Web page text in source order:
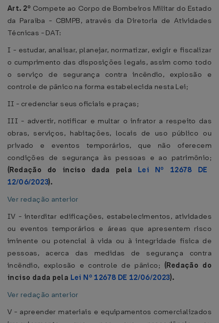
Art. 2º Compete ao Corpo de Bombeiros Militar do Estado
da Paraíba - CBMPB, através da Diretoria de Atividades
Técnicas - DAT:
I - estudar, analisar, planejar, normatizar, exigir e fiscalizar
o cumprimento das disposições legais, assim como todo
o serviço de segurança contra incêndio, explosão e
controle de pânico na forma estabelecida nesta Lei;
II - credenciar seus oficiais e praças;
III - advertir, notificar e multar o infrator a respeito das
obras, serviços, habitações, locais de uso público ou
privado e eventos temporários, que não oferecem
condições de segurança às pessoas e ao patrimônio;
(Redação do inciso dada pela Lei Nº 12678 DE
12/06/2023).
Ver redação anterior
IV - interditar edificações, estabelecimentos, atividades
ou eventos temporários e áreas que apresentem risco
iminente ou potencial à vida ou à integridade física de
pessoas, acerca das medidas de segurança contra
incêndio, explosão e controle de pânico; (Redação do
inciso dada pela Lei Nº 12678 DE 12/06/2023).
Ver redação anterior
V - apreender materiais e equipamentos comercializados